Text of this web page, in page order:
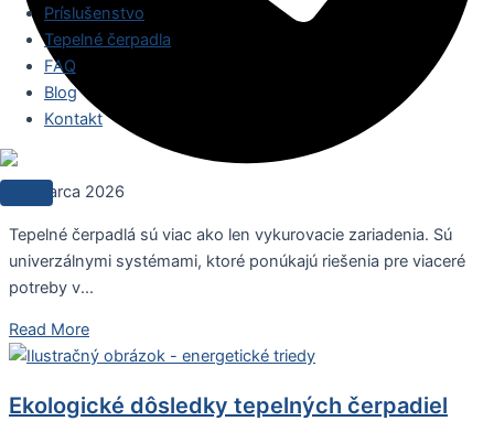
Príslušenstvo
Tepelné čerpadla
FAQ
Blog
Kontakt
27. marca 2026
Tepelné čerpadlá sú viac ako len vykurovacie zariadenia. Sú
univerzálnymi systémami, ktoré ponúkajú riešenia pre viaceré
potreby v...
Read More
Ekologické dôsledky tepelných čerpadiel